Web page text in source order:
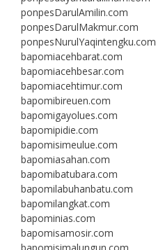
ponpesDarulAmilin.com
ponpesDarulMakmur.com
ponpesNurulYaqintengku.com
bapomiacehbarat.com
bapomiacehbesar.com
bapomiacehtimur.com
bapomibireuen.com
bapomigayolues.com
bapomipidie.com
bapomisimeulue.com
bapomiasahan.com
bapomibatubara.com
bapomilabuhanbatu.com
bapomilangkat.com
bapominias.com
bapomisamosir.com